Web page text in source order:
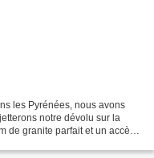
les Pyrénées, nous avons
notre dévolu sur la
de granite parfait et un accès